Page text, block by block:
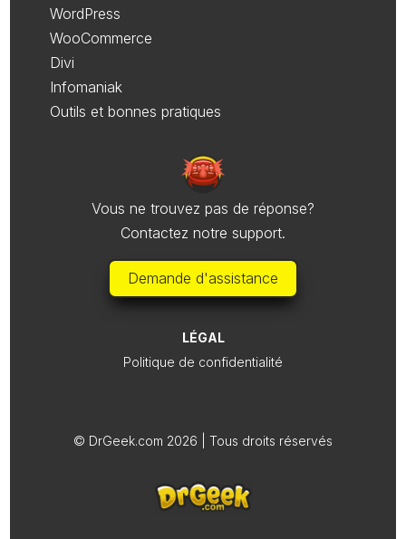
WordPress
WooCommerce
Divi
Infomaniak
Outils et bonnes pratiques
Vous ne trouvez pas de réponse?
Contactez notre support.
Demande d'assistance
LÉGAL
Politique de confidentialité
© DrGeek.com 2026 | Tous droits réservés